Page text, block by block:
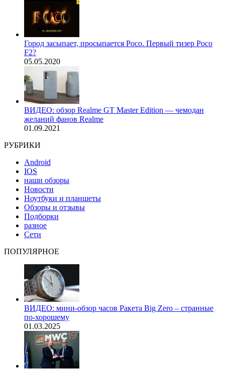
Город засыпает, просыпается Poco. Первый тизер Poco
F2?
05.05.2020
ВИДЕО: обзор Realme GT Master Edition — чемодан
желаний фанов Realme
01.09.2021
РУБРИКИ
Android
IOS
наши обзоры
Новости
Ноутбуки и планшеты
Обзоры и отзывы
Подборки
разное
Сети
ПОПУЛЯРНОЕ
ВИДЕО: мини-обзор часов Ракета Big Zero – странные
по-хорошему
01.03.2025